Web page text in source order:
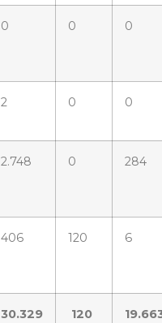
0 0 0
2 0 0
2.748 0 284
406 120 6
30.329 120